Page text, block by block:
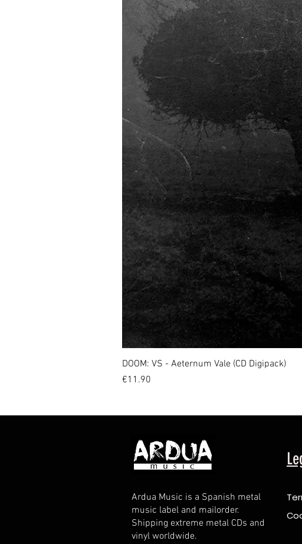
DOOM: VS - Aeternum Vale (CD Digipack)
Price
€11.90
Ardua Music is a Spanish metal
music label and mailorder.
Shipping extreme metal CDs and
vinyl worldwide.